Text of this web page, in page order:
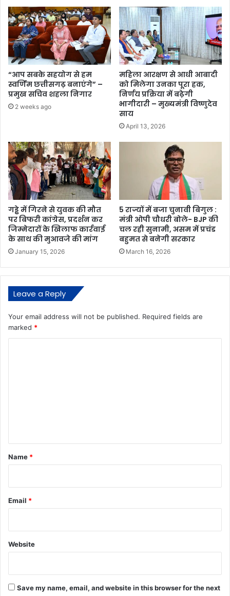
“आप सबके सहयोग से हम
स्वर्णिम छत्तीसगढ़ बनाएंगे” –
प्रमुख सचिव शहला निगार
2 weeks ago
महिला आरक्षण से आधी आबादी
को मिलेगा उनका पूरा हक,
निर्णय प्रक्रिया में बढ़ेगी
भागीदारी – मुख्यमंत्री विष्णुदेव
साय
April 13, 2026
गड्ढे में गिरने से युवक की मौत
पर बिफरी कांग्रेस, प्रदर्शन कर
जिम्मेदारों के खिलाफ कार्रवाई
के साथ की मुआवजे की मांग
January 15, 2026
5 राज्यों में बजा चुनावी बिगुल :
मंत्री ओपी चौधरी बोले- BJP की
चल रही सुनामी, असम में प्रचंड
बहुमत से बनेगी सरकार
March 16, 2026
Leave a Reply
Your email address will not be published. Required fields are
marked *
*
Name *
Email *
Website
Save my name, email, and website in this browser for the next